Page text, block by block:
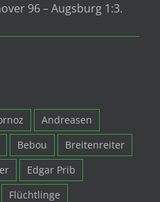
96 – Augsburg 1:3.
Andreasen
Bebou
Breitenreiter
Edgar Prib
Flüchtlinge